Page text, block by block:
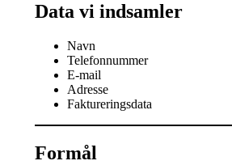
Data vi indsamler
Navn
Telefonnummer
E-mail
Adresse
Faktureringsdata
Formål